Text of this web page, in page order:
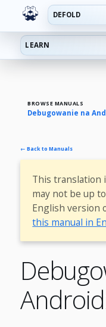
DEFOLD
LEARN
BROWSE MANUALS
Debugowanie na
← Back to Manuals
This translation
may not be up
English version
this manual in